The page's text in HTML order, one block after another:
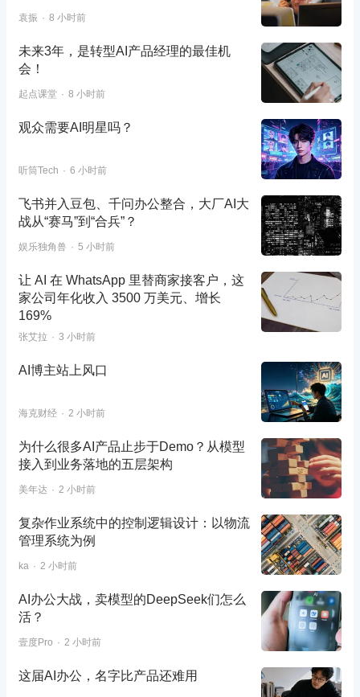
袁振 8 小时前
未来3年，是转型AI产品经理的最佳机
会！
起点课堂 8 小时前
观众需要AI明星吗？
听筒Tech 6 小时前
飞书并入豆包、千问办公整合，大厂AI大
战从“赛马”到“合兵”？
娱乐独角兽 5 小时前
让 AI 在 WhatsApp 里替商家接客户，这
家公司年化收入 3500 万美元、增长
169%
张艾拉 3 小时前
AI博主站上风口
海克财经 2 小时前
为什么很多AI产品止步于Demo？从模型
接入到业务落地的五层架构
美年达 2 小时前
复杂作业系统中的控制逻辑设计：以物流
管理系统为例
ka 2 小时前
AI办公大战，卖模型的DeepSeek们怎么
活？
壹度Pro 2 小时前
这届AI办公，名字比产品还难用